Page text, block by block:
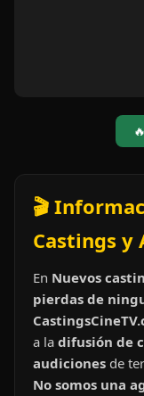
🎬
Castings y
En Nuevos
pierdas de
a la difusión de
audiciones de
No somos una